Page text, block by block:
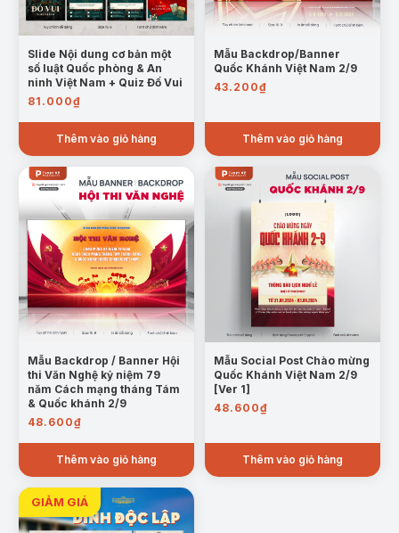
Slide Nội dung cơ bản một
số luật Quốc phòng & An
ninh Việt Nam + Quiz Đố Vui
81.000₫
Thêm vào giỏ hàng
Mẫu Backdrop/Banner
Quốc Khánh Việt Nam 2/9
43.200₫
Thêm vào giỏ hàng
Mẫu Backdrop / Banner Hội
thi Văn Nghệ kỷ niệm 79
năm Cách mạng tháng Tám
& Quốc khánh 2/9
48.600₫
Thêm vào giỏ hàng
Mẫu Social Post Chào mừng
Quốc Khánh Việt Nam 2/9
[Ver 1]
48.600₫
Thêm vào giỏ hàng